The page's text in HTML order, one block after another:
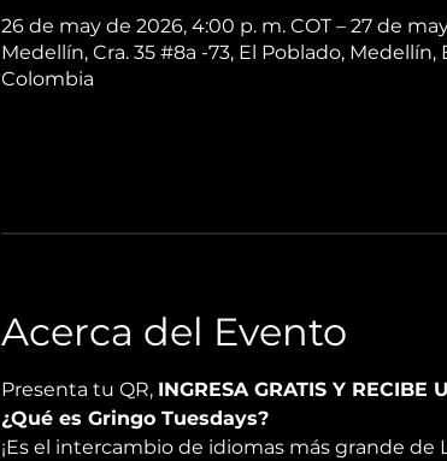
26 de may de 2026, 4:00 p. m. COT – 27 de
Medellín, Cra. 35 #8a -73, El Poblado,
Colombia
Acerca del Evento
Presenta tu QR, INGRESA GRATIS Y RECIBE
¿Qué es Gringo Tuesdays?
¡Es el intercambio de idiomas más grande de